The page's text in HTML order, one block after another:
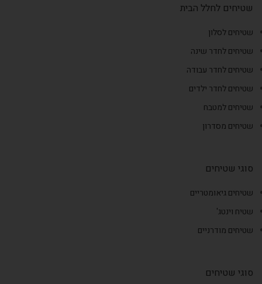
שטיחים לחלל הבית
שטיחים לסלון
שטיחים לחדר שינה
שטיחים לחדר עבודה
שטיחים לחדר ילדים
שטיחים למטבח
שטיחים מסדרון
סוגי שטיחים
שטיחים גיאומטריים
שטיח וינטג'
שטיחים מודרניים
סוגי שטיחים